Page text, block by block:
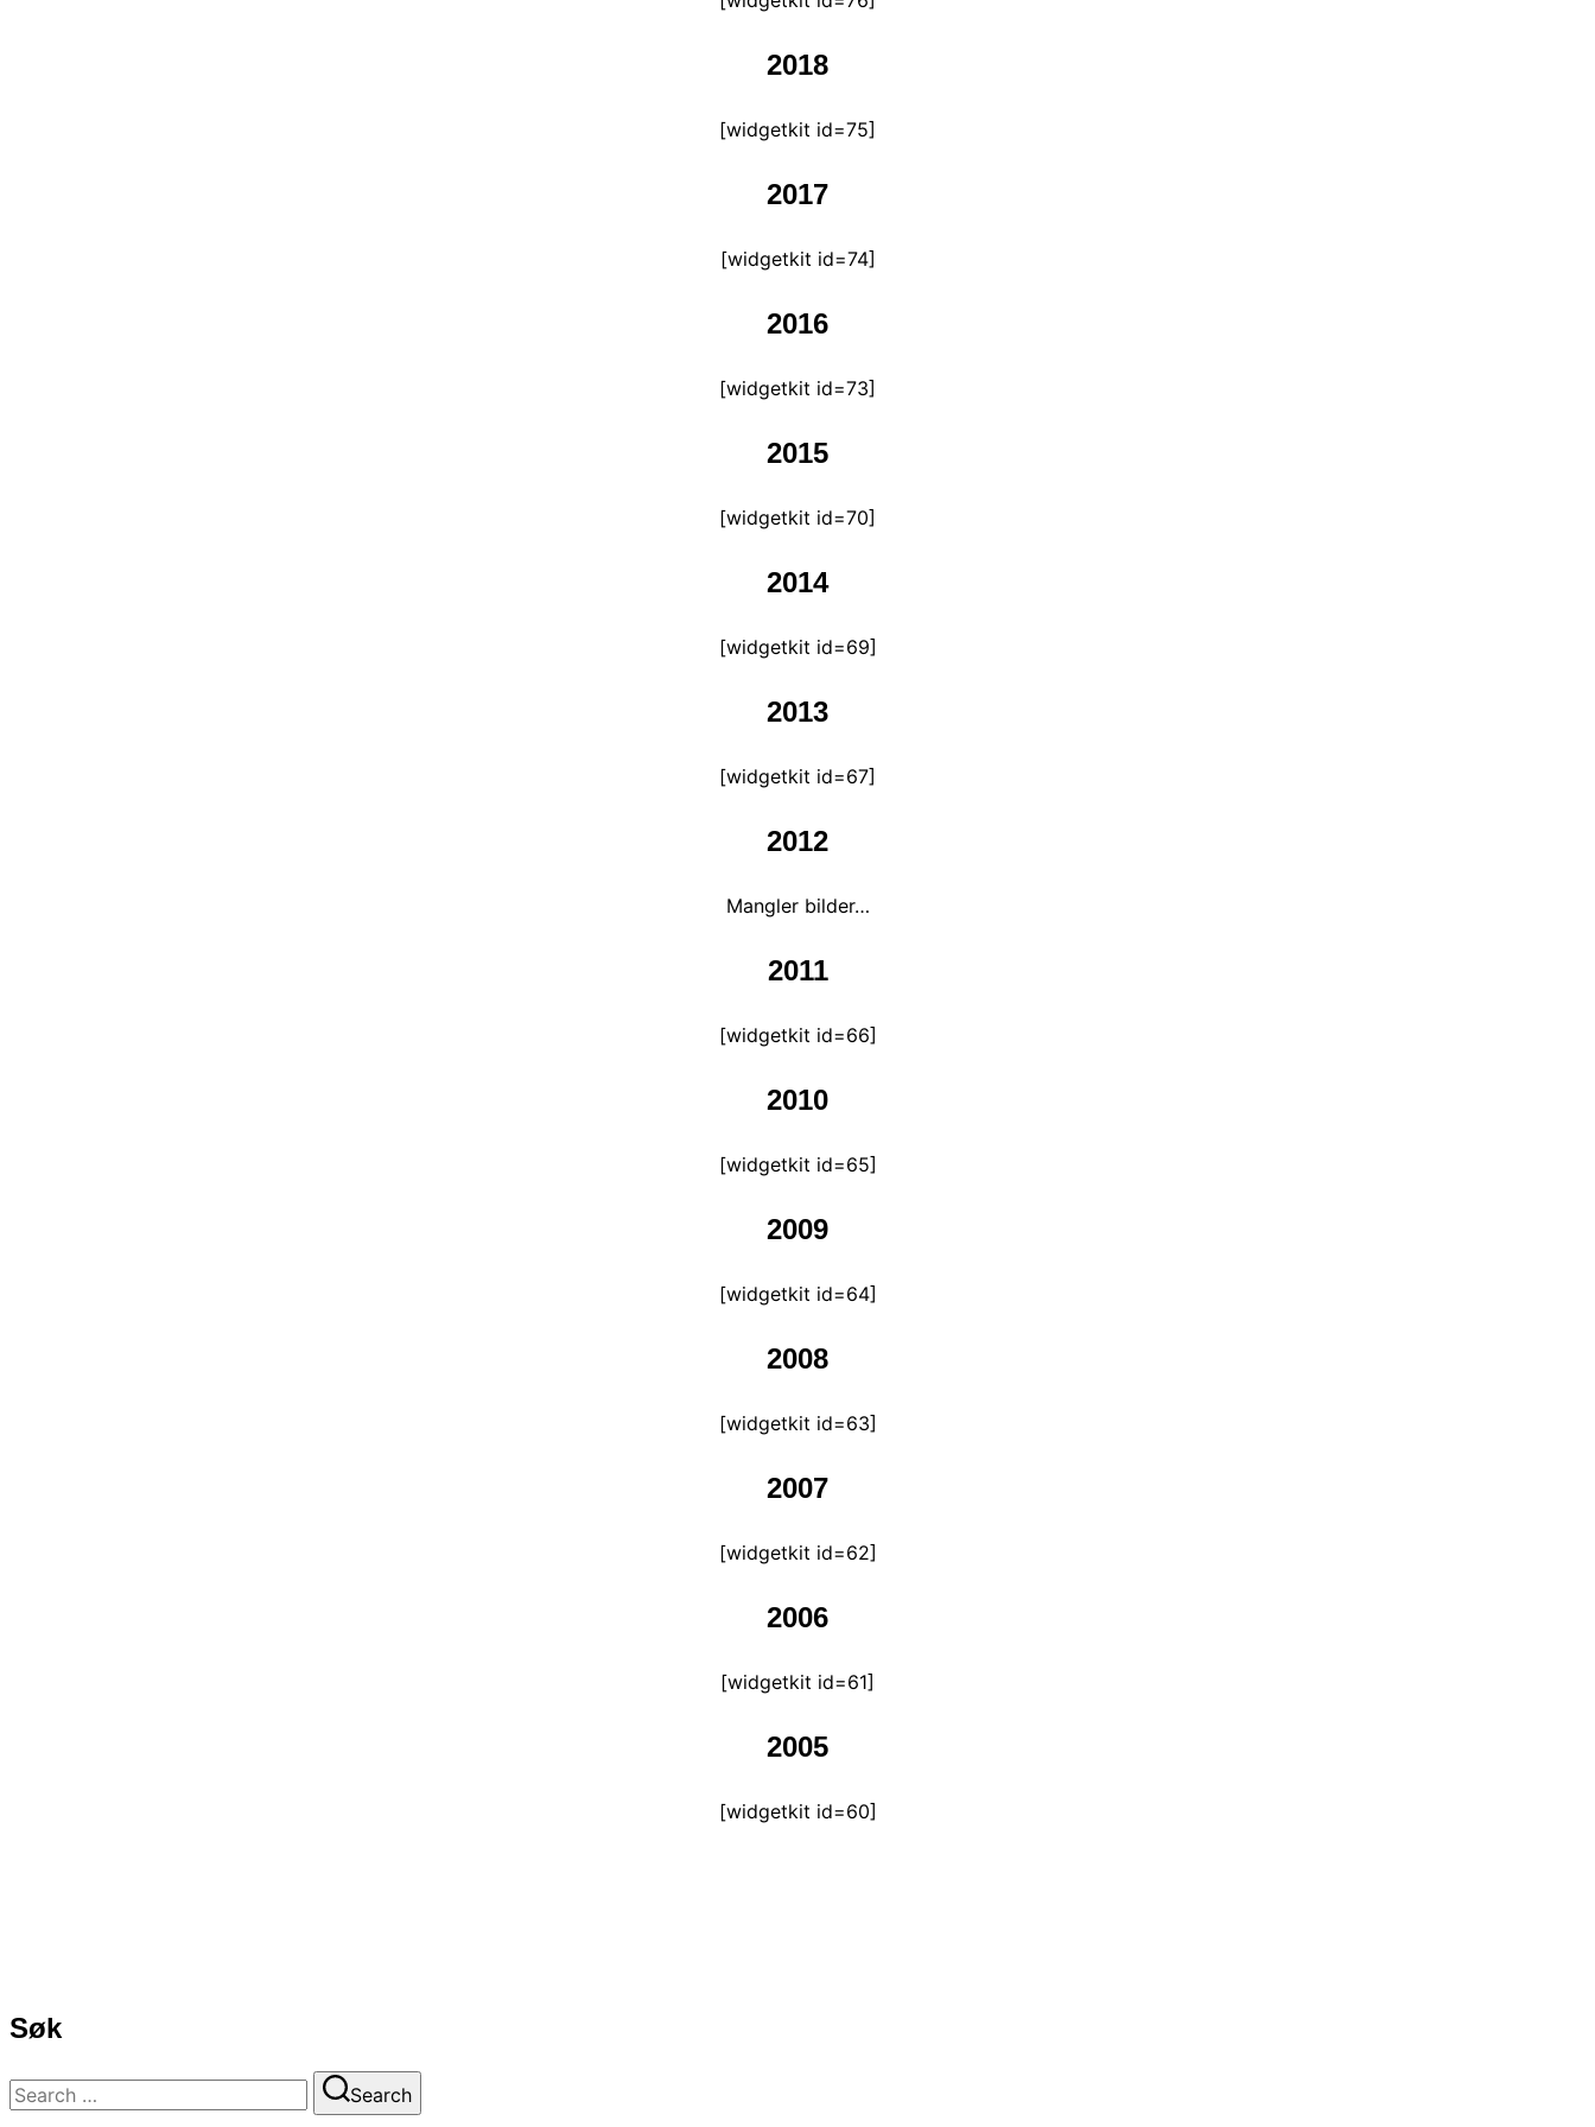
2018
[widgetkit id=75]
2017
[widgetkit id=74]
2016
[widgetkit id=73]
2015
[widgetkit id=70]
2014
[widgetkit id=69]
2013
[widgetkit id=67]
2012
Mangler bilder…
2011
[widgetkit id=66]
2010
[widgetkit id=65]
2009
[widgetkit id=64]
2008
[widgetkit id=63]
2007
[widgetkit id=62]
2006
[widgetkit id=61]
2005
[widgetkit id=60]
Søk
Search
Search